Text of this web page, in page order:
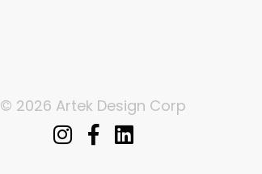
© 2026 Artek Design Corp